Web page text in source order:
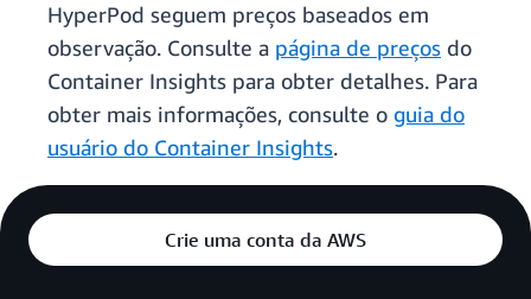
HyperPod seguem preços baseados em
observação. Consulte a página de preços do
Container Insights para obter detalhes. Para
obter mais informações, consulte o guia do
usuário do Container Insights.
Crie uma conta da AWS